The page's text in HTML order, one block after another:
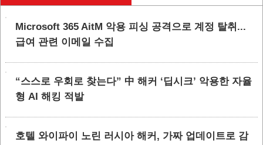
Microsoft 365 AitM 악용 피싱 공격으로 계정 탈취...
급여 관련 이메일 수집
“스스로 우회로 찾는다” 中 해커 ‘딥시크’ 악용한 자율
형 AI 해킹 적발
호텔 와이파이 노린 러시아 해커, 가짜 업데이트로 감